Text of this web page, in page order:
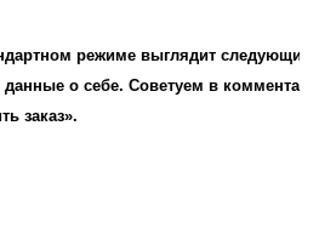
режиме выглядит
о себе. Советуем в
заказ».